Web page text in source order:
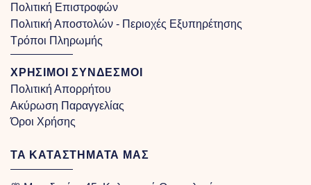
Πολιτική Επιστροφών
Πολιτική Αποστολών - Περιοχές Εξυπηρέτησης
Τρόποι Πληρωμής
ΧΡΗΣΙΜΟΙ ΣΥΝΔΕΣΜΟΙ
Πολιτική Απορρήτου
Ακύρωση Παραγγελίας
Όροι Χρήσης
ΤΑ ΚΑΤΑΣΤΗΜΑΤΑ ΜΑΣ